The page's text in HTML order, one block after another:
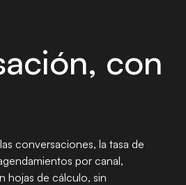
con
conversaciones, la tasa de
por canal,
hojas de cálculo, sin